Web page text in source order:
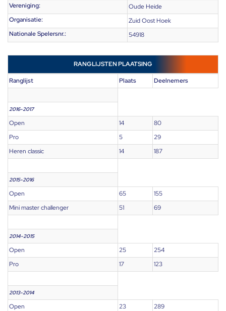
Vereniging:
Oude Heide
Organisatie:
Zuid Oost Hoek
Nationale Spelersnr.:
54918
RANGLIJSTEN PLAATSING
Ranglijst Plaats Deelnemers
2016-2017
Open 14
80
Pro
5
29
Heren classic
14 187
2015-2016
Open 65
155
Mini master challenger
51 69
2014-2015
Open 25
254
Pro
17 123
2013-2014
Open 23
289